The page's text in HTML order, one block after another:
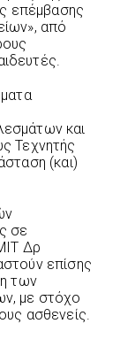
επέμβασης
από
και
Τεχνητής
(και)
σε
Δρ
επίσης
των
με στόχο
ασθενείς.